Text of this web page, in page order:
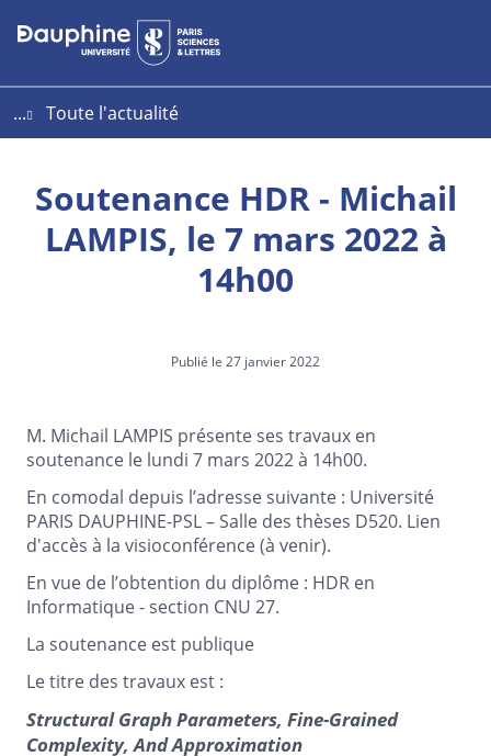
Aller
au
Aller
au
Plan
du
...
Toute l'actualité
Soutenance HDR - Michail
LAMPIS, le 7 mars 2022 à
14h00
Publié le 27 janvier 2022
M. Michail LAMPIS présente ses travaux en
soutenance le lundi 7 mars 2022 à 14h00.
En comodal depuis l’adresse suivante : Université
PARIS DAUPHINE-PSL – Salle des thèses D520. Lien
d'accès à la visioconférence (à venir).
En vue de l’obtention du diplôme : HDR en
Informatique - section CNU 27.
La soutenance est publique
Le titre des travaux est :
Structural Graph Parameters, Fine-Grained
Complexity, And Approximation